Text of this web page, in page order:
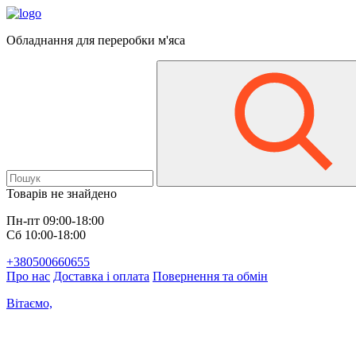
Обладнання для переробки м'яса
Товарів не знайдено
Пн-пт 09:00-18:00
Сб 10:00-18:00
+380500660655
Про нас Доставка і оплата Повернення та обмін
Вітаємо,